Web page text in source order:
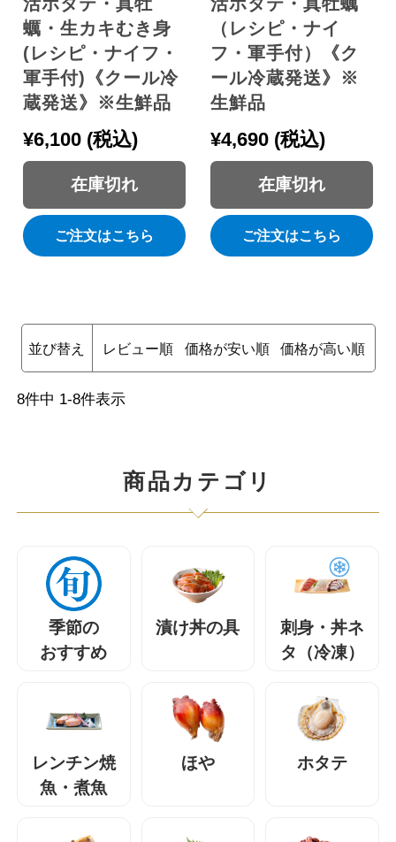
蠣・生カキむき身
(レシピ・ナイフ・
軍手付)《クール冷
蔵発送》※生鮮品
¥6,100 税込
在庫切れ
ご注文はこちら
（レシピ・ナイ
フ・軍手付）《ク
ール冷蔵発送》※
生鮮品
¥4,690 税込
在庫切れ
ご注文はこちら
並び替え レビュー順 価格が安い順 価格が高い順
8件中 1-8件表示
商品カテゴリ
季節の
おすすめ
漬け丼の具
刺身・丼ネ
タ（冷凍）
レンチン焼
魚・煮魚
ほや ホタテ